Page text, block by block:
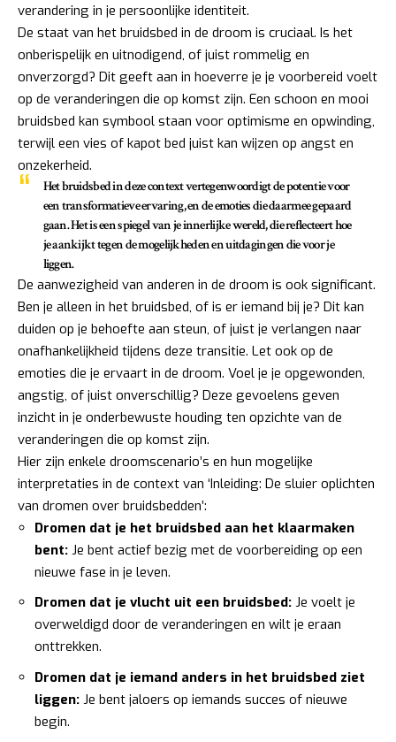
verandering in je persoonlijke identiteit.
De staat van het bruidsbed in de droom is cruciaal. Is het
onberispelijk en uitnodigend, of juist rommelig en
onverzorgd? Dit geeft aan in hoeverre je je voorbereid voelt
op de veranderingen die op komst zijn. Een schoon en mooi
bruidsbed kan symbool staan voor optimisme en opwinding,
terwijl een vies of kapot bed juist kan wijzen op angst en
onzekerheid.
Het bruidsbed in deze context vertegenwoordigtde potentie voor
een transformatieve ervaring, en de emoties die daarmee gepaard
gaan. Het is een spiegel van je innerlijke wereld, die reflecteert hoe
je aankijkt tegen de mogelijkheden en uitdagingen die voor je
liggen.
De aanwezigheid van anderen in de droom is ook significant.
Ben je alleen in het bruidsbed, of is er iemand bij je? Dit kan
duiden op je behoefte aan steun, of juist je verlangen naar
onafhankelijkheid tijdens deze transitie. Let ook op de
emoties die je ervaart in de droom. Voel je je opgewonden,
angstig, of juist onverschillig? Deze gevoelens geven
inzicht in je onderbewuste houding ten opzichte van de
veranderingen die op komst zijn.
Hier zijn enkele droomscenario’s en hun mogelijke
interpretaties in de context van ‘Inleiding: De sluier oplichten
van dromen over bruidsbedden’:
Dromen dat je het bruidsbed aan het klaarmaken
bent: Je bent actief bezig met de voorbereiding op een
nieuwe fase in je leven.
Dromen dat je vlucht uit een bruidsbed: Je voelt je
overweldigd door de veranderingen en wilt je eraan
onttrekken.
Dromen dat je iemand anders in het bruidsbed ziet
liggen: Je bent jaloers op iemands succes of nieuwe
begin.